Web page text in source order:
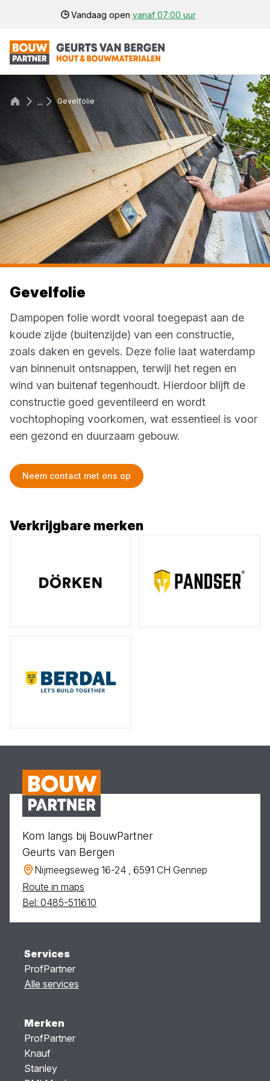
Vandaag open vanaf 07:00 uur
... Gevelfolie
Gevelfolie
Dampopen folie wordt vooral toegepast aan de
koude zijde (buitenzijde) van een constructie,
zoals daken en gevels. Deze folie laat waterdamp
van binnenuit ontsnappen, terwijl het regen en
wind van buitenaf tegenhoudt. Hierdoor blijft de
constructie goed geventileerd en wordt
vochtophoping voorkomen, wat essentieel is voor
een gezond en duurzaam gebouw.
Neem contact met ons op
Verkrijgbare merken
Kom langs bij BouwPartner
Geurts van Bergen
Nijmeegseweg 16-24 , 6591 CH Gennep
Route in maps
Bel: 0485-511610
Services
ProfPartner
Alle services
Merken
ProfPartner
Knauf
Stanley